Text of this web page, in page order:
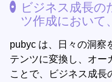
ビジネス成長の
ツ作成において
pubyc は、日々の洞察
テンツに変換し、オー
ことで、ビジネス成長